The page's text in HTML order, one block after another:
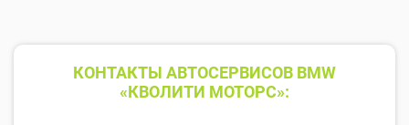
КОНТАКТЫ АВТОСЕРВИСОВ BMW
«КВОЛИТИ МОТОРС»: